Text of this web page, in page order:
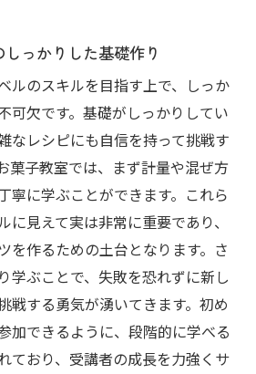
っかりした基礎作り
ルのスキルを目指す上で、しっか
可欠です。基礎がしっかりしてい
なレシピにも自信を持って挑戦す
菓子教室では、まず計量や混ぜ方
寧に学ぶことができます。これら
に見えて実は非常に重要であり、
を作るための土台となります。さ
学ぶことで、失敗を恐れずに新し
戦する勇気が湧いてきます。初め
加できるように、段階的に学べる
ており、受講者の成長を力強くサ